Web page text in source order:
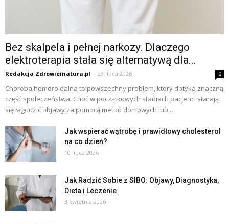
Bez skalpela i pełnej narkozy. Dlaczego
elektroterapia stała się alternatywą dla...
Redakcja Zdrowieinatura.pl - 29 lipca 2026 0
Choroba hemoroidalna to powszechny problem, który dotyka znaczną
część społeczeństwa. Choć w początkowych stadiach pacjenci starają
się łagodzić objawy za pomocą metod domowych lub...
Jak wspierać wątrobę i prawidłowy cholesterol
na co dzień?
10 lipca 2026
Jak Radzić Sobie z SIBO: Objawy, Diagnostyka,
Dieta i Leczenie
3 kwietnia 2026